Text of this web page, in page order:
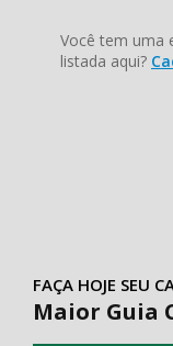
Você tem uma
listada aqui?
FAÇA HOJE SEU
Maior Guia